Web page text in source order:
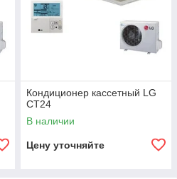
Кондиционер кассетный LG
CT24
В наличии
Цену уточняйте